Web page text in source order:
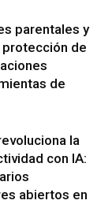
parentales y
de
de
la
con IA:
abiertos en